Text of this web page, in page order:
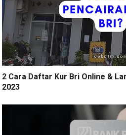
2 Cara Daftar Kur Bri Online &
2023